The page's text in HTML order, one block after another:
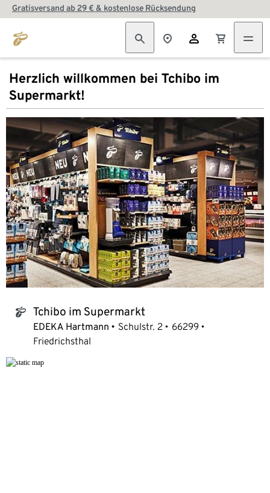
Gratisversand ab 29 € & kostenlose Rücksendung
Herzlich willkommen bei Tchibo im
Supermarkt!
tchibo_logo Tchibo im Supermarkt
EDEKA Hartmann Schulstr. 2
66299
Friedrichsthal